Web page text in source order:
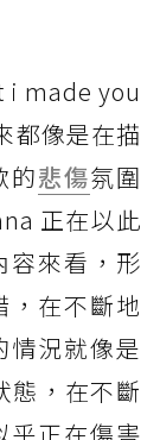
i made you
都像是在描
的悲傷氛圍
正在以此
容來看，形
，在不斷地
情況就像是
態，在不斷